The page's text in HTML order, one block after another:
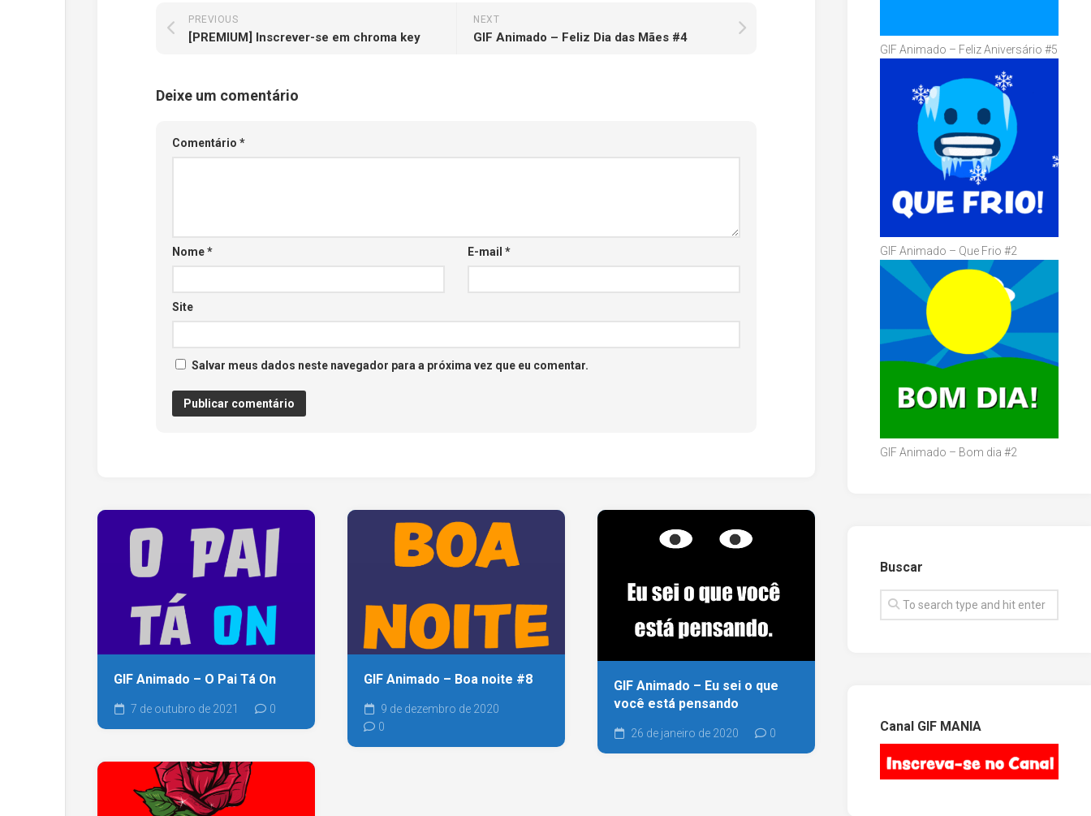
NEXT
GIF Animado – Feliz Dia das Mães #4
PREVIOUS
[PREMIUM] Inscrever-se em chroma key
Deixe um comentário
Comentário *
Nome* E-mail *
Site
Salvar meus dados neste navegador para a próxima vez que eu comentar.
GIF Animado – O Pai Tá On
7 de outubro de 2021 0
GIF Animado – Boa noite #8
9 de dezembro de 2020
0
GIF Animado – Eu sei o que
você está pensando
26 de janeiro de 2020 0
GIF Animado – Feliz Aniversário #5
GIF Animado – Que Frio #2
GIF Animado – Bom dia #2
Buscar
Canal GIF MANIA